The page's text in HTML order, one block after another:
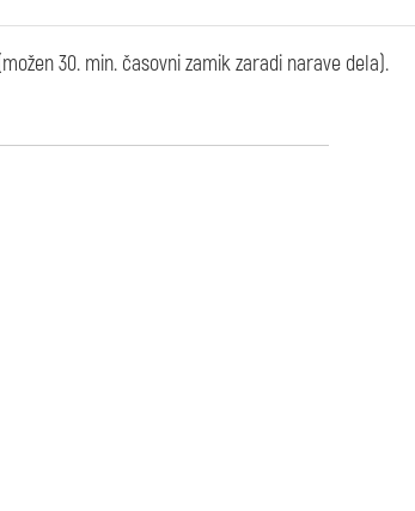
(možen 30. min. časovni zamik zaradi narave dela).